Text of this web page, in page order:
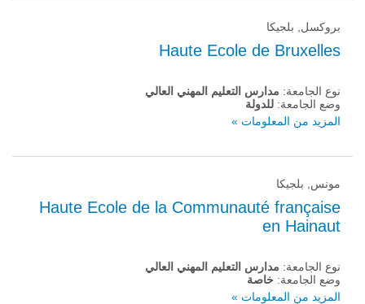
بروكسل, بلجيكا
Haute Ecole de Bruxelles
نوع الجامعة: مدارس التعليم المهني العالي
وضع الجامعة: للدولة
المزيد من المعلومات »
مونس, بلجيكا
Haute Ecole de la Communauté française
en Hainaut
نوع الجامعة: مدارس التعليم المهني العالي
وضع الجامعة: خاصة
المزيد من المعلومات »